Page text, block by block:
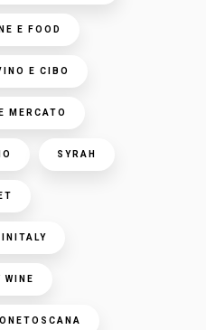
E FOOD
E CIBO
MERCATO
SYRAH
WINE